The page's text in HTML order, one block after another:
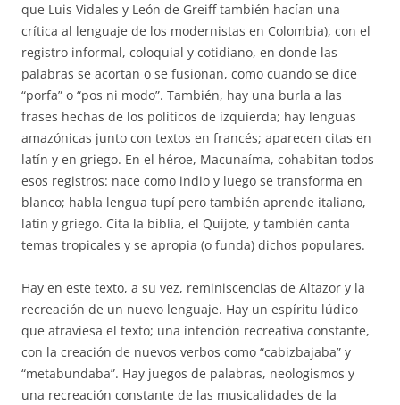
que Luis Vidales y León de Greiff también hacían una
crítica al lenguaje de los modernistas en Colombia), con el
registro informal, coloquial y cotidiano, en donde las
palabras se acortan o se fusionan, como cuando se dice
“porfa” o “pos ni modo”. También, hay una burla a las
frases hechas de los políticos de izquierda; hay lenguas
amazónicas junto con textos en francés; aparecen citas en
latín y en griego. En el héroe, Macunaíma, cohabitan todos
esos registros: nace como indio y luego se transforma en
blanco; habla lengua tupí pero también aprende italiano,
latín y griego. Cita la biblia, el Quijote, y también canta
temas tropicales y se apropia (o funda) dichos populares.
Hay en este texto, a su vez, reminiscencias de Altazor y la
recreación de un nuevo lenguaje. Hay un espíritu lúdico
que atraviesa el texto; una intención recreativa constante,
con la creación de nuevos verbos como “cabizbajaba” y
“metabundaba”. Hay juegos de palabras, neologismos y
una recreación constante de las musicalidades de la